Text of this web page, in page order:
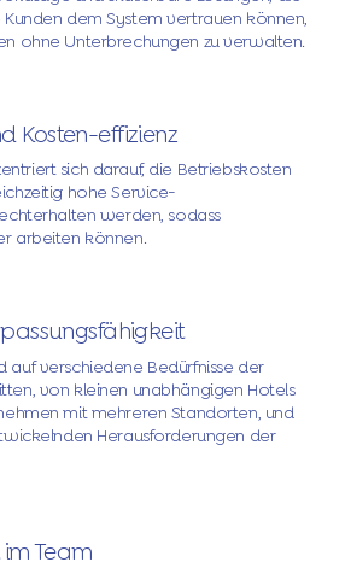
dem System vertrauen können,
ohne Unterbrechungen zu verwalten.
Kosten-effizienz
sich darauf, die Betriebskosten
hohe Service-
werden, sodass
arbeiten können.
auf verschiedene Bedürfnisse der
von kleinen unabhängigen Hotels
mit mehreren Standorten, und
Herausforderungen der
Team